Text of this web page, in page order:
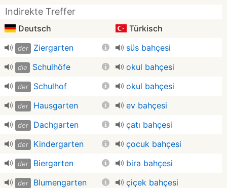
Indirekte Treffer
Deutsch Türkisch
der Ziergarten süs bahçesi
die Schulhöfe okul bahçesi
der Schulhof okul bahçesi
der Hausgarten ev bahçesi
der Dachgarten çatı bahçesi
der Kindergarten çocuk bahçesi
der Biergarten bira bahçesi
der Blumengarten çiçek bahçesi